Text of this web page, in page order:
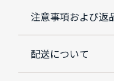
注意事項および返
配送について